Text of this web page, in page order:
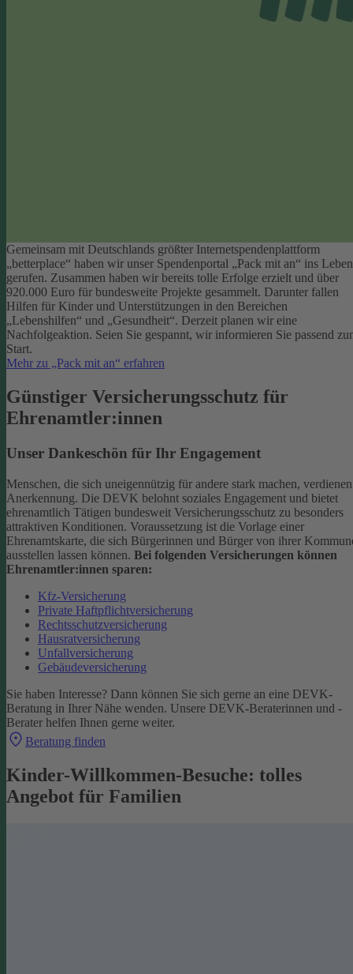
Gemeinsam mit Deutschlands größter Internetspendenplattform
„betterplace“ haben wir unser Spendenportal „Pack mit an“ ins Leben
gerufen. Zusammen haben wir bereits tolle Erfolge erzielt und über
920.000 Euro für bundesweite Projekte gesammelt. Darunter fallen
Hilfen für Kinder und Unterstützungen in den Bereichen
„Lebenshilfen“ und „Gesundheit“. Derzeit planen wir eine
Nachfolgeaktion. Seien Sie gespannt, wir informieren Sie passend
Start.
Mehr zu „Pack mit an“ erfahren
Günstiger Versicherungsschutz für
Ehrenamtler:innen
Unser Dankeschön für Ihr Engagement
Menschen, die sich uneigennützig für andere stark machen, verdienen
Anerkennung. Die DEVK belohnt soziales Engagement und bietet
ehrenamtlich Tätigen bundesweit Versicherungsschutz zu besonders
attraktiven Konditionen. Voraussetzung ist die Vorlage einer
Ehrenamtskarte, die sich Bürgerinnen und Bürger von ihrer
ausstellen lassen können. Bei folgenden Versicherungen können
Ehrenamtler:innen sparen:
Kfz-Versicherung
Private Haftpflichtversicherung
Rechtsschutzversicherung
Hausratversicherung
Unfallversicherung
Gebäudeversicherung
Sie haben Interesse? Dann können Sie sich gerne an eine DEVK-
Beratung in Ihrer Nähe wenden. Unsere DEVK-Beraterinnen und -
Berater helfen Ihnen gerne weiter.
Beratung finden
Kinder-Willkommen-Besuche: tolles
Angebot für Familien